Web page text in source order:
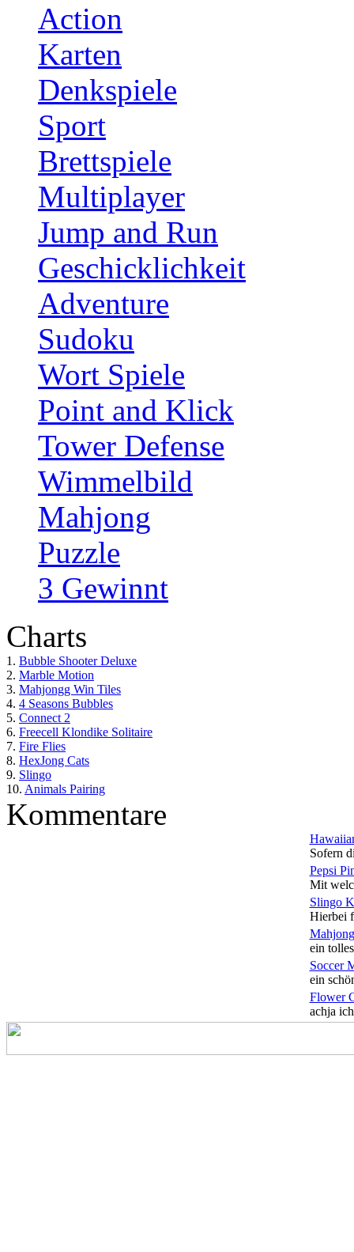
Action
Karten
Denkspiele
Sport
Brettspiele
Multiplayer
Jump and Run
Geschicklichkeit
Adventure
Sudoku
Wort Spiele
Point and Klick
Tower Defense
Wimmelbild
Mahjong
Puzzle
3 Gewinnt
Charts
1. Bubble Shooter Deluxe
2. Marble Motion
3. Mahjongg Win Tiles
4. 4 Seasons Bubbles
5. Connect 2
6. Freecell Klondike Solitaire
7. Fire Flies
8. HexJong Cats
9. Slingo
10. Animals Pairing
Kommentare
Sofern
Pepsi
Mit
Slingo
Hierbei
ein
Soccer
ein
Flower
achja